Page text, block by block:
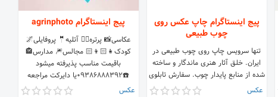
پیج اینستاگرام چاپ عکس روی
چوب طبیعی
تنها سرویس چاپ روی چوب طبیعی در
ایران. خلق آثار هنری ماندگار و ساخته
شده از منابع پایدار چوب. سفارش تابلوی
اختصاصی از طریق تماس، دایرکت یا
عکس
پیج اینستاگرام agrinphoto
عکاسی📸 پرتره🙆‍♂️ آتلیه🤵 پروفایلی🌌
کودک👧🏻👦🏻 مجالس🎆 مدارس🏤
باقیمت مناسب پذیرفته میشود
☎️۰۹۳۸۶۸۸۸۳۹۲یا دایرکت مراجعه
کنید
عکس